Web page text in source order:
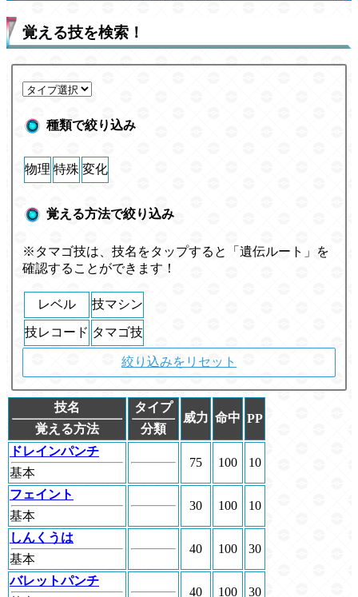
覚える技を検索！
種類で絞り込み
物理 特殊 変化
覚える方法で絞り込み
※タマゴ技は、技名をタップすると「遺伝ルート」を
確認することができます！
レベル 技マシン
技レコード タマゴ技
絞り込みをリセット
技名
覚える方法
タイプ
分類
威力 命中 PP
ドレインパンチ
基本
75 100 10
フェイント
基本
30 100 10
しんくうは
基本
40 100 30
バレットパンチ
40 100 30